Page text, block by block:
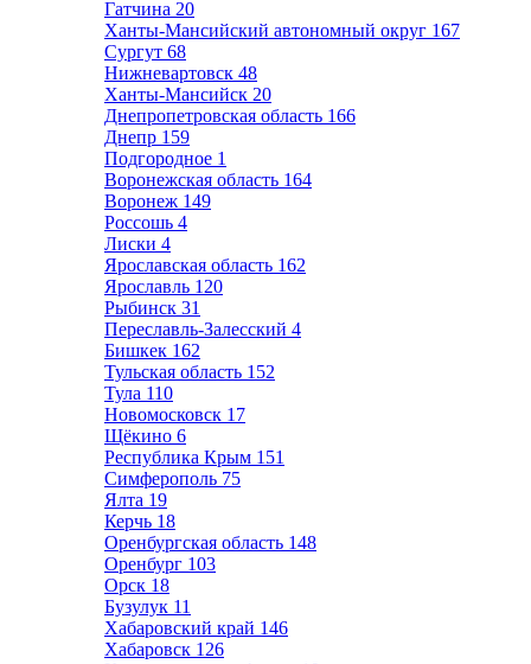
Гатчина 20
Ханты-Мансийский автономный округ 167
Сургут 68
Нижневартовск 48
Ханты-Мансийск 20
Днепропетровская область 166
Днепр 159
Подгородное 1
Воронежская область 164
Воронеж 149
Россошь 4
Лиски 4
Ярославская область 162
Ярославль 120
Рыбинск 31
Переславль-Залесский 4
Бишкек 162
Тульская область 152
Тула 110
Новомосковск 17
Щёкино 6
Республика Крым 151
Симферополь 75
Ялта 19
Керчь 18
Оренбургская область 148
Оренбург 103
Орск 18
Бузулук 11
Хабаровский край 146
Хабаровск 126